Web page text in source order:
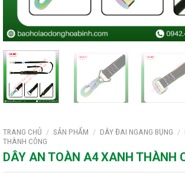
TRANG CHỦ / SẢN PHẨM / DÂY ĐAI NGANG BỤNG /
THÀNH CÔNG
DÂY AN TOÀN A4 XANH THÀNH